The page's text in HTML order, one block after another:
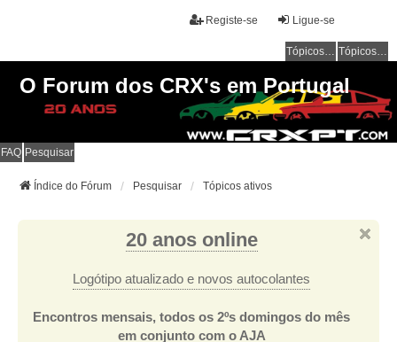
Ligue-se
Registe-se
Tópicos sem resposta Tópicos ativos
O Forum dos CRX's em Portugal
FAQ Pesquisar
Índice do Fórum Pesquisar Tópicos ativos
20 anos online
Logótipo atualizado e novos autocolantes
Encontros mensais, todos os 2ºs domingos do mês
em conjunto com o AJA